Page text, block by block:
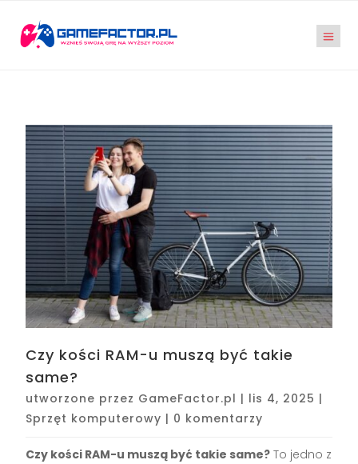
Czy kości RAM-u muszą być takie
same?
utworzone przez GameFactor.pl | lis 4, 2025 |
Sprzęt komputerowy | 0 komentarzy
Czy kości RAM-u muszą być takie same? To jedno z